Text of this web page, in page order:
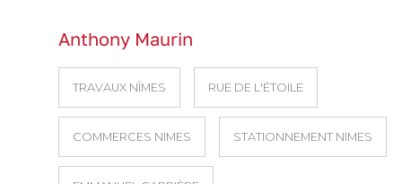
Anthony Maurin
TRAVAUX NÎMES RUE DE L'ÉTOILE
COMMERCES NIMES STATIONNEMENT NIMES